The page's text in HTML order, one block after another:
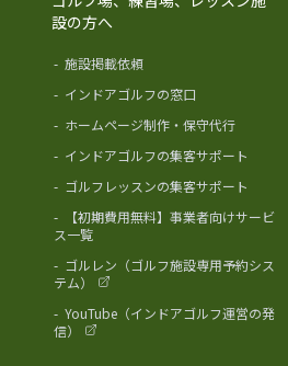
設の方へ
- 施設掲載依頼
- インドアゴルフの窓口
- ホームページ制作・保守代行
- インドアゴルフの集客サポート
- ゴルフレッスンの集客サポート
-
【初期費用無料】事業者向けサービ
ス一覧
- ゴルレン（ゴルフ施設専用予約シス
テム）
- YouTube（インドアゴルフ運営の発
信）